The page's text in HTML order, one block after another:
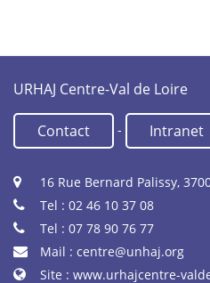
URHAJ Centre-Val de Loire
Contact - Intranet
16 Rue Bernard Palissy,
Tel : 02 46 10 37 08
Tel : 07 78 90 76 77
Mail : centre@unhaj.org
Site : www.urhajcentre-